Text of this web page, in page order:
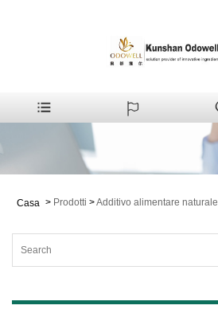
Casa > Prodotti >Additivo alimentare naturale